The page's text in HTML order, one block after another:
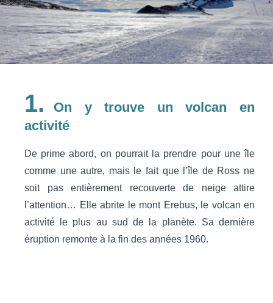
1.
On y trouve un volcan en
activité
De prime abord, on pourrait la prendre pour une île
comme une autre, mais le fait que l’île de Ross ne
soit pas entièrement recouverte de neige attire
l’attention… Elle abrite le mont Erebus, le volcan en
activité le plus au sud de la planète. Sa dernière
éruption remonte à la fin des années 1960.